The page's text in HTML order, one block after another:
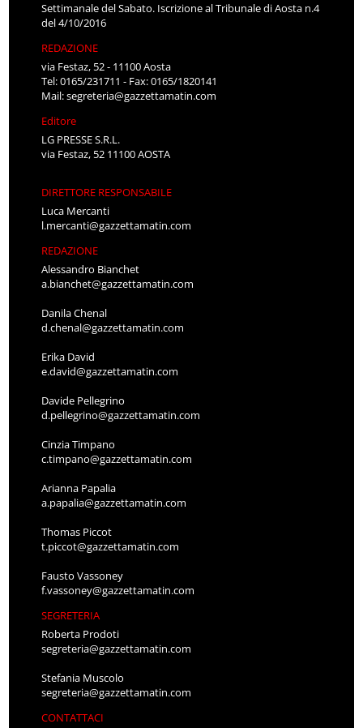
Settimanale del Sabato. Iscrizione al Tribunale di Aosta n.4
del 4/10/2016
REDAZIONE
via Festaz, 52 - 11100 Aosta
Tel: 0165/231711 - Fax: 0165/1820141
Mail:segreteria@gazzettamatin.com
Editore
LG PRESSE S.R.L.
via Festaz, 52 11100 AOSTA
DIRETTORE RESPONSABILE
Luca Mercanti
l.mercanti@gazzettamatin.com
REDAZIONE
Alessandro Bianchet
a.bianchet@gazzettamatin.com
Danila Chenal
d.chenal@gazzettamatin.com
Erika David
e.david@gazzettamatin.com
Davide Pellegrino
d.pellegrino@gazzettamatin.com
Cinzia Timpano
c.timpano@gazzettamatin.com
Arianna Papalia
a.papalia@gazzettamatin.com
Thomas Piccot
t.piccot@gazzettamatin.com
Fausto Vassoney
f.vassoney@gazzettamatin.com
SEGRETERIA
Roberta Prodoti
segreteria@gazzettamatin.com
Stefania Muscolo
segreteria@gazzettamatin.com
CONTATTACI